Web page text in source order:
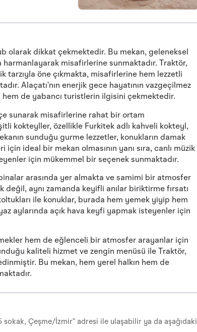
olarak dikkat çekmektedir. Bu mekan, geleneksel
harmanlayarak misafirlerine sunmaktadır. Traktör,
tarzıyla öne çıkmakta, misafirlerine hem lezzetli
Alaçatı’nın enerjik gece hayatının vazgeçilmez
de yabancı turistlerin ilgisini çekmektedir.
sunarak misafirlerine rahat bir ortam
kokteyller, özellikle Furkitek adlı kahveli kokteyl,
sunduğu gurme lezzetler, konukların damak
ideal bir mekan olmasının yanı sıra, canlı müzik
için mükemmel bir seçenek sunmaktadır.
arasında yer almakta ve samimi bir atmosfer
aynı zamanda keyifli anılar biriktirme fırsatı
ile konuklar, burada hem yemek yiyip hem
aylarında açık hava keyfi yapmak isteyenler için
hem de eğlenceli bir atmosfer arayanlar için
kaliteli hizmet ve zengin menüsü ile Traktör,
Bu mekan, hem yerel halkın hem de
Çeşme/İzmir” adresi ile ulaşabilir ya da aşağıdaki